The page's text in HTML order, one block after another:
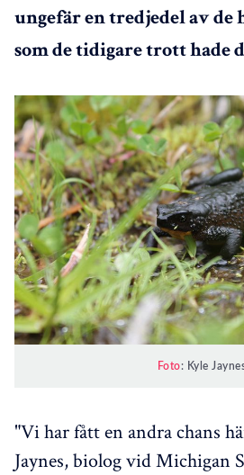
ungefär en tredjedel av
som de tidigare trott hade
Foto: Kyle
"Vi har fått en andra chans
Jaynes, biolog vid Michigan